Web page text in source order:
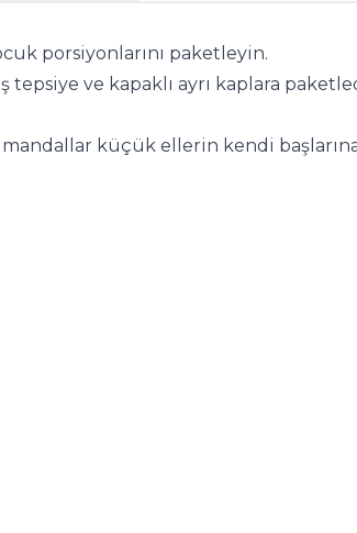
porsiyonlarını paketleyin.
ve kapaklı ayrı kaplara
küçük ellerin kendi başlarına